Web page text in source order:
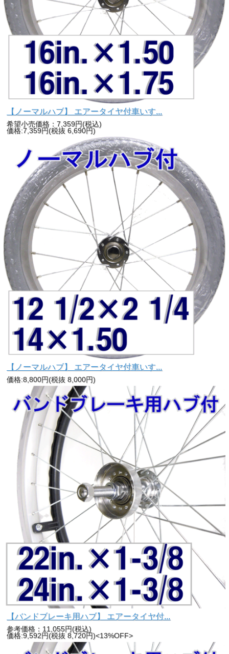
【ノーマルハブ】 エアータイヤ付車いす...
希望小売価格：7,359円(税込)
価格:7,359円(税抜 6,690円)
【ノーマルハブ】 エアータイヤ付車いす...
価格:8,800円(税抜 8,000円)
【バンドブレーキ用ハブ】 エアータイヤ付...
参考価格：11,055円(税込)
価格:9,592円(税抜 8,720円)<13%OFF>